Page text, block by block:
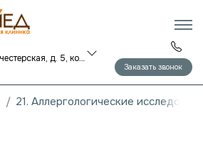
Санкт-Петербург ул. Манчестерская, д. 5, корп. 1
Заказать звонок
21. Аллергологические